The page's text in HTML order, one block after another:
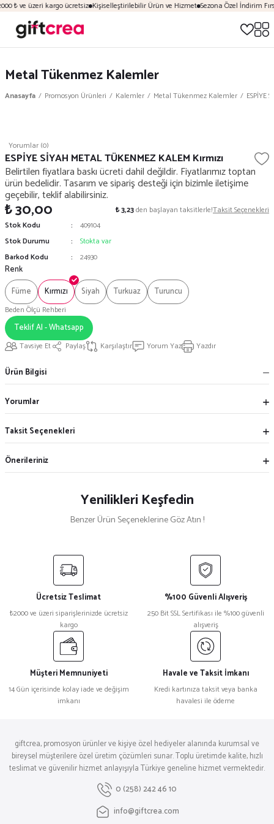
₺ ve üzeri kargo ücretsiz Kişiselleştirilebilir Ürün ve Hizmet Sezona Özel İndirim
Metal Tükenmez Kalemler
Anasayfa Promosyon Ürünleri Kalemler Metal Tükenmez Kalemler ESPİYE
Yorumlar (0)
ESPİYE SİYAH METAL TÜKENMEZ KALEM Kırmızı
Belirtilen fiyatlara baskı ücreti dahil değildir. Fiyatlarımız toptan
ürün bedelidir. Tasarım ve sipariş desteği için bizimle iletişime
geçebilir, teklif alabilirsiniz.
₺ 30,00 ₺ 3,23den başlayan taksitlerle!Taksit Seçenekleri
Stok Kodu
409104
Stok Durumu
Stokta var
Barkod Kodu
24930
Renk
Füme
Kırmızı Siyah Turkuaz Turuncu
Beden Ölçü Rehberi
Teklif Al - Whatsapp
Tavsiye Et Paylaş Karşılaştır Yorum Yaz Yazdır
Ürün Bilgisi
Yorumlar
Taksit Seçenekleri
Önerileriniz
Yenilikleri Keşfedin
Benzer Ürün Seçeneklerine Göz Atın !
DOĞA AHŞAP METAL TÜKENMEZ KALEM
₺ 144,00
FERİZLİ SİYAH METAL TÜKENMEZ KALEM
₺ 163,20
İNCİRLİOVA SİYAH METAL TÜKENMEZ KALEM
Ücretsiz Teslimat
₺2000 ve üzeri siparişlerinizde ücretsiz
kargo
%100 Güvenli Alışveriş
250 Bit SSL Sertifikası ile %100 güvenli
alışveriş
Müşteri Memnuniyeti
14 Gün içerisinde kolay iade ve değişim
imkanı
Havale ve Taksit İmkanı
Kredi kartınıza taksit veya banka
havalesi ile ödeme
giftcrea, promosyon ürünler ve kişiye özel hediyeler alanında kurumsal ve
bireysel müşterilere özel üretim çözümleri sunar. Toplu üretimde kalite, hızlı
teslimat ve güvenilir hizmet anlayışıyla Türkiye geneline hizmet vermektedir.
0 (258) 242 46 10
info@giftcrea.com